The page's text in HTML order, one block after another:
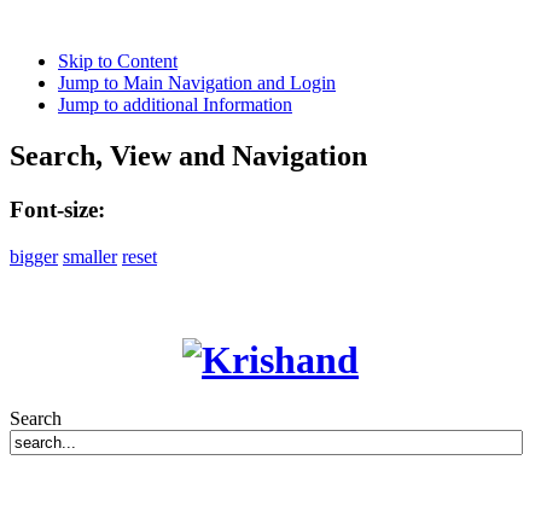
Skip to Content
Jump to Main Navigation and Login
Jump to additional Information
Search, View and Navigation
Font-size:
bigger smaller reset
Search